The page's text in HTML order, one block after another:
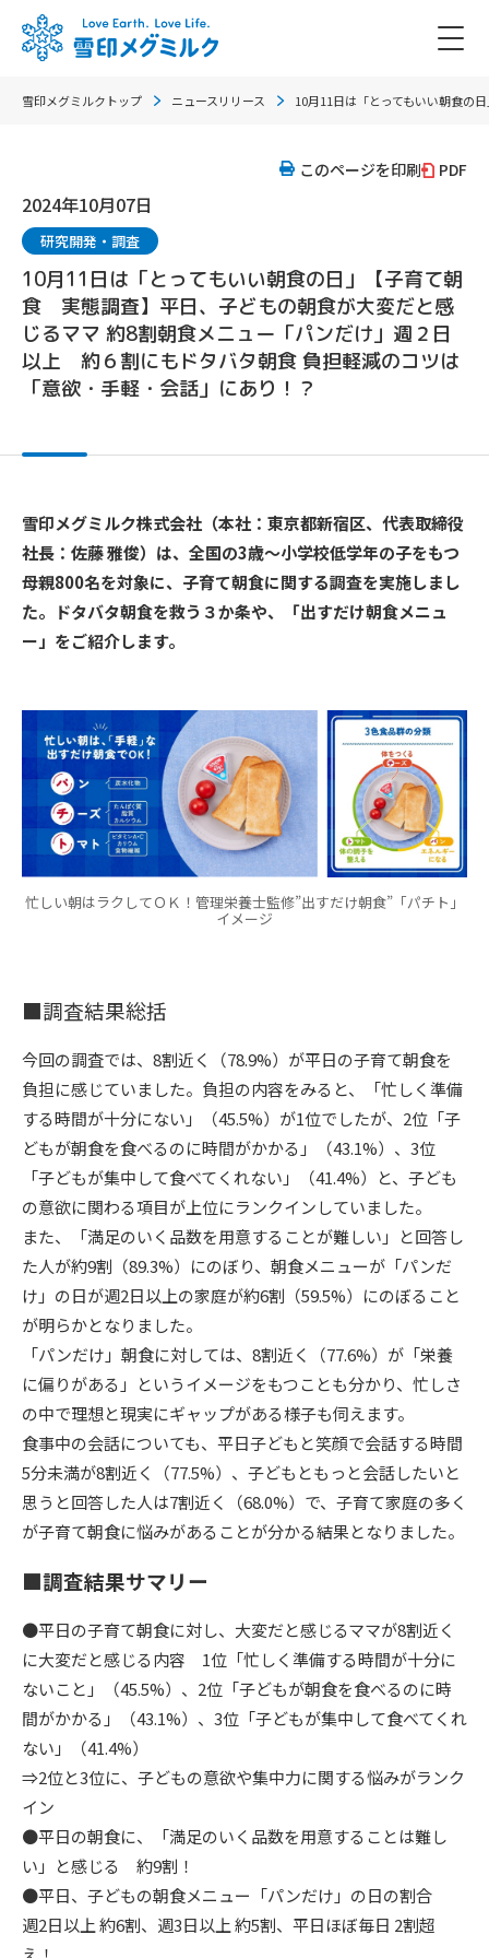
雪印メグミルクトップ ニュースリリース 10月11日は「とってもいい朝食の
このページを印刷 PDF
2024年10月07日
研究開発・調査
10月11日は「とってもいい朝食の日」【子育て朝
食 実態調査】平日、子どもの朝食が大変だと感
じるママ 約8割朝食メニュー「パンだけ」週２日
以上 約６割にもドタバタ朝食 負担軽減のコツは
「意欲・手軽・会話」にあり！？
雪印メグミルク株式会社（本社：東京都新宿区、代表取締役
社長：佐藤 雅俊）は、全国の3歳～小学校低学年の子をもつ
母親800名を対象に、子育て朝食に関する調査を実施しまし
た。ドタバタ朝食を救う３か条や、「出すだけ朝食メニュ
ー」をご紹介します。
忙しい朝はラクしてＯＫ！管理栄養士監修”出すだけ朝食”「パチト」
イメージ
■調査結果総括
今回の調査では、8割近く（78.9%）が平日の子育て朝食を
負担に感じていました。負担の内容をみると、「忙しく準備
する時間が十分にない」（45.5%）が1位でしたが、2位「子
どもが朝食を食べるのに時間がかかる」（43.1%）、3位
「子どもが集中して食べてくれない」（41.4%）と、子ども
の意欲に関わる項目が上位にランクインしていました。
また、「満足のいく品数を用意することが難しい」と回答し
た人が約9割（89.3%）にのぼり、朝食メニューが「パンだ
け」の日が週2日以上の家庭が約6割（59.5%）にのぼること
が明らかとなりました。
「パンだけ」朝食に対しては、8割近く（77.6%）が「栄養
に偏りがある」というイメージをもつことも分かり、忙しさ
の中で理想と現実にギャップがある様子も伺えます。
食事中の会話についても、平日子どもと笑顔で会話する時間
5分未満が8割近く（77.5%）、子どもともっと会話したいと
思うと回答した人は7割近く（68.0%）で、子育て家庭の多く
が子育て朝食に悩みがあることが分かる結果となりました。
■調査結果サマリー
●平日の子育て朝食に対し、大変だと感じるママが8割近く
に大変だと感じる内容 1位「忙しく準備する時間が十分に
ないこと」（45.5%）、2位「子どもが朝食を食べるのに時
間がかかる」（43.1%）、3位「子どもが集中して食べてくれ
ない」（41.4%）
⇒2位と3位に、子どもの意欲や集中力に関する悩みがランク
イン
●平日の朝食に、「満足のいく品数を用意することは難し
い」と感じる 約9割！
●平日、子どもの朝食メニュー「パンだけ」の日の割合
週2日以上 約6割、週3日以上 約5割、平日ほぼ毎日 2割超